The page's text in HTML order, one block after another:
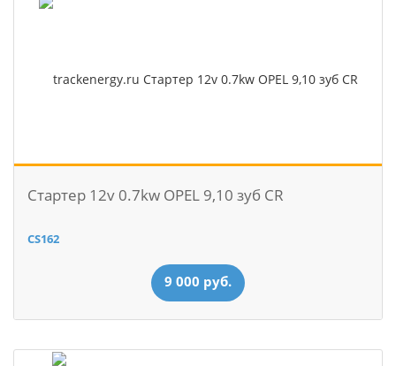
Стартер 12v 0.7kw OPEL 9,10 зуб CR
CS162
9 000 руб.